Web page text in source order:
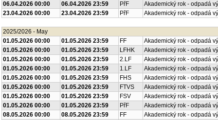
06.04.2026 00:00
06.04.2026 23:59 PřF
Akademický rok - odpadá
23.04.2026 00:00
23.04.2026 23:59 PřF Akademický rok - odpadá
2025/2026 - May
01.05.2026 00:00
01.05.2026 23:59 FF
Akademický rok - odpadá
01.05.2026 00:00
01.05.2026 23:59 LFHK
Akademický rok - odpadá
01.05.2026 00:00
01.05.2026 23:59 2.LF
Akademický rok - odpadá
01.05.2026 00:00
01.05.2026 23:59 1.LF
Akademický rok - odpadá
01.05.2026 00:00
01.05.2026 23:59 FHS
Akademický rok - odpadá
01.05.2026 00:00
01.05.2026 23:59 FTVS
Akademický rok - odpadá
01.05.2026 00:00
01.05.2026 23:59 FSV
Akademický rok - odpadá
01.05.2026 00:00
01.05.2026 23:59 PřF
Akademický rok - odpadá
08.05.2026 00:00
08.05.2026 23:59 FF
Akademický rok - odpadá